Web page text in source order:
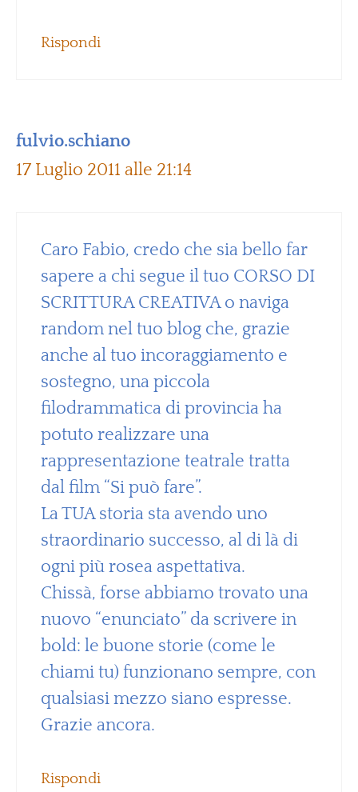
Rispondi
fulvio.schiano
17 Luglio 2011 alle 21:14
Caro Fabio, credo che sia bello far
sapere a chi segue il tuo CORSO DI
SCRITTURA CREATIVA o naviga
random nel tuo blog che, grazie
anche al tuo incoraggiamento e
sostegno, una piccola
filodrammatica di provincia ha
potuto realizzare una
rappresentazione teatrale tratta
dal film “Si può fare”.
La TUA storia sta avendo uno
straordinario successo, al di là di
ogni più rosea aspettativa.
Chissà, forse abbiamo trovato una
nuovo “enunciato” da scrivere in
bold: le buone storie (come le
chiami tu) funzionano sempre, con
qualsiasi mezzo siano espresse.
Grazie ancora.
Rispondi